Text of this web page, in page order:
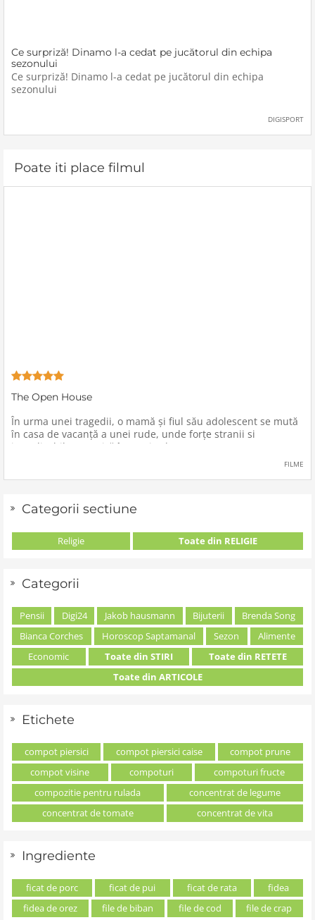
Ce surpriză! Dinamo l-a cedat pe jucătorul din echipa
sezonului
Ce surpriză! Dinamo l-a cedat pe jucătorul din echipa
sezonului
DIGISPORT
Poate iti place filmul
The Open House
În urma unei tragedii, o mamă şi fiul său adolescent se mută
în casa de vacanţă a unei rude, unde forţe stranii si
inexplicabile conspiră împotriva lor.
FILME
Categorii sectiune
Religie Toate din RELIGIE
Categorii
Pensii Digi24 Jakob hausmann Bijuterii
Brenda Song
Bianca Corches
Horoscop Saptamanal Sezon
Alimente
Economic
Toate din STIRI
Toate din RETETE
Toate din ARTICOLE
Etichete
compot piersici compot piersici caise
compot prune
compot visine
compoturi
compoturi fructe
compozitie pentru rulada
concentrat de legume
concentrat de tomate
concentrat de vita
Ingrediente
ficat de porc ficat de pui ficat de rata
fidea
fidea de orez
file de biban file de cod file de crap